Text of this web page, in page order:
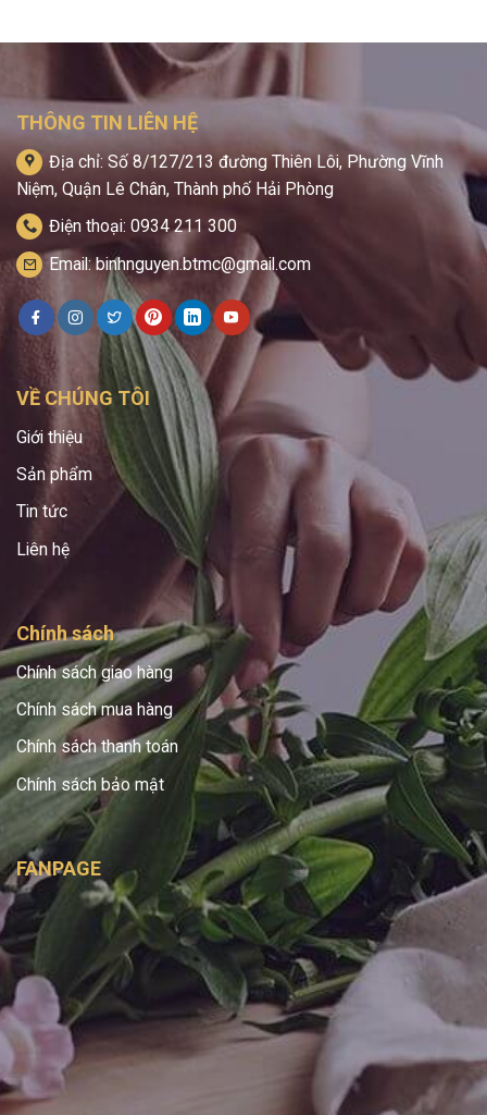
THÔNG TIN LIÊN HỆ
Địa chỉ: Số 8/127/213 đường Thiên Lôi, Phường Vĩnh
Niệm, Quận Lê Chân, Thành phố Hải Phòng
Điện thoại: 0934 211 300
Email: binhnguyen.btmc@gmail.com
VỀ CHÚNG TÔI
Giới thiệu
Sản phẩm
Tin tức
Liên hệ
Chính sách
Chính sách giao hàng
Chính sách mua hàng
Chính sách thanh toán
Chính sách bảo mật
FANPAGE